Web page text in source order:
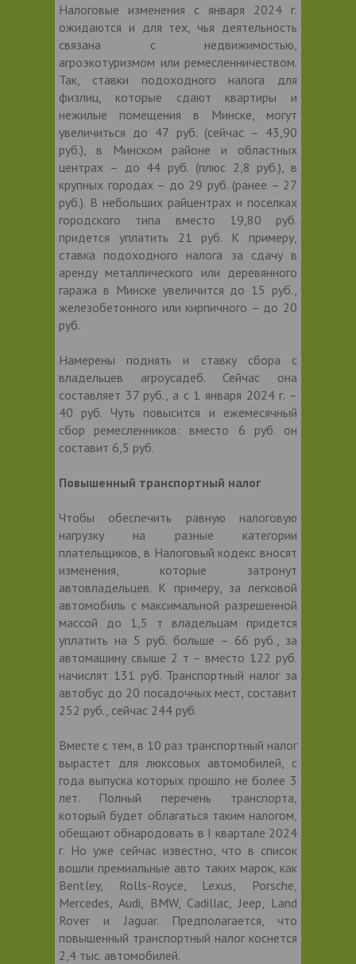
Налоговые изменения с января 2024 г.
ожидаются и для тех, чья деятельность
связана с недвижимостью,
агроэкотуризмом или ремесленничеством.
Так, ставки подоходного налога для
физлиц, которые сдают квартиры и
нежилые помещения в Минске, могут
увеличиться до 47 руб. (сейчас – 43,90
руб.), в Минском районе и областных
центрах – до 44 руб. (плюс 2,8 руб.), в
крупных городах – до 29 руб. (ранее – 27
руб.). В небольших райцентрах и поселках
городского типа вместо 19,80 руб.
придется уплатить 21 руб. К примеру,
ставка подоходного налога за сдачу в
аренду металлического или деревянного
гаража в Минске увеличится до 15 руб.,
железобетонного или кирпичного – до 20
руб.
Намерены поднять и ставку сбора с
владельцев агроусадеб. Сейчас она
составляет 37 руб., а с 1 января 2024 г. –
40 руб. Чуть повысится и ежемесячный
сбор ремесленников: вместо 6 руб. он
составит 6,5 руб.
Повышенный транспортный налог
Чтобы обеспечить равную налоговую
нагрузку на разные категории
плательщиков, в Налоговый кодекс вносят
изменения, которые затронут
автовладельцев. К примеру, за легковой
автомобиль с максимальной разрешенной
массой до 1,5 т владельцам придется
уплатить на 5 руб. больше – 66 руб., за
автомашину свыше 2 т – вместо 122 руб.
начислят 131 руб. Транспортный налог за
автобус до 20 посадочных мест, составит
252 руб., сейчас 244 руб.
Вместе с тем, в 10 раз транспортный налог
вырастет для люксовых автомобилей, с
года выпуска которых прошло не более 3
лет. Полный перечень транспорта,
который будет облагаться таким налогом,
обещают обнародовать в I квартале 2024
г. Но уже сейчас известно, что в список
вошли премиальные авто таких марок, как
Bentley, Rolls-Royce, Lexus, Porsche,
Mercedes, Audi, BMW, Cadillac, Jeep, Land
Rover и Jaguar. Предполагается, что
повышенный транспортный налог коснется
2,4 тыс. автомобилей.